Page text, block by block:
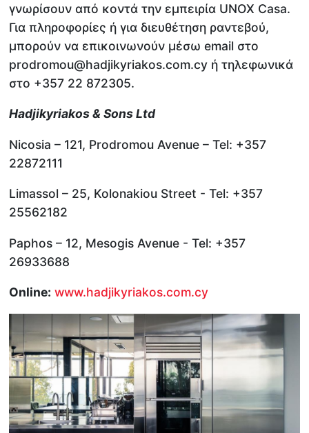
γνωρίσουν από κοντά την εμπειρία UNOX Casa.
Για πληροφορίες ή για διευθέτηση ραντεβού,
μπορούν να επικοινωνούν μέσω email στο
prodromou@hadjikyriakos.com.cy ή τηλεφωνικά
στο +357 22 872305.
Hadjikyriakos & Sons Ltd
Nicosia – 121, Prodromou Avenue – Tel: +357
22872111
Limassol – 25, Kolonakiou Street - Tel: +357
25562182
Paphos – 12, Mesogis Avenue - Tel: +357
26933688
Online: www.hadjikyriakos.com.cy